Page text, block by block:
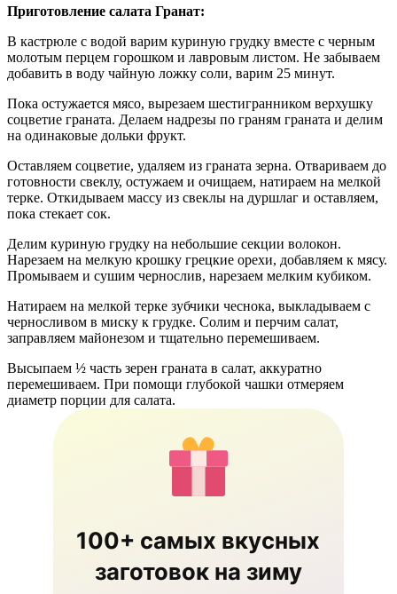
Приготовление салата Гранат:
В кастрюле с водой варим куриную грудку вместе с черным
молотым перцем горошком и лавровым листом. Не забываем
добавить в воду чайную ложку соли, варим 25 минут.
Пока остужается мясо, вырезаем шестигранником верхушку
соцветие граната. Делаем надрезы по граням граната и делим
на одинаковые дольки фрукт.
Оставляем соцветие, удаляем из граната зерна. Отвариваем до
готовности свеклу, остужаем и очищаем, натираем на мелкой
терке. Откидываем массу из свеклы на дуршлаг и оставляем,
пока стекает сок.
Делим куриную грудку на небольшие секции волокон.
Нарезаем на мелкую крошку грецкие орехи, добавляем к мясу.
Промываем и сушим чернослив, нарезаем мелким кубиком.
Натираем на мелкой терке зубчики чеснока, выкладываем с
черносливом в миску к грудке. Солим и перчим салат,
заправляем майонезом и тщательно перемешиваем.
Высыпаем ½ часть зерен граната в салат, аккуратно
перемешиваем. При помощи глубокой чашки отмеряем
диаметр порции для салата.
100+ самых вкусных
заготовок на зиму